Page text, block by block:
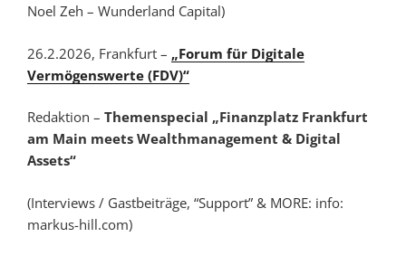
Noel Zeh – Wunderland Capital)
26.2.2026, Frankfurt – „Forum für Digitale
Vermögenswerte (FDV)“
Redaktion – Themenspecial „Finanzplatz Frankfurt
am Main meets Wealthmanagement & Digital
Assets“
(Interviews / Gastbeiträge, “Support” & MORE: info:
markus-hill.com)